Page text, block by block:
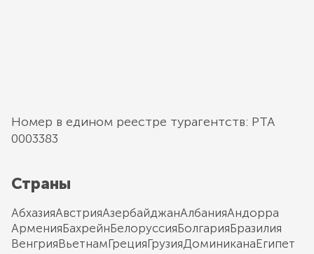
Номер в едином реестре турагентств: РТА
0003383
Страны
АбхазияАвстрияАзербайджанАлбанияАндорра
АрменияБахрейнБелоруссияБолгарияБразилия
ВенгрияВьетнамГрецияГрузияДоминиканаЕгипет